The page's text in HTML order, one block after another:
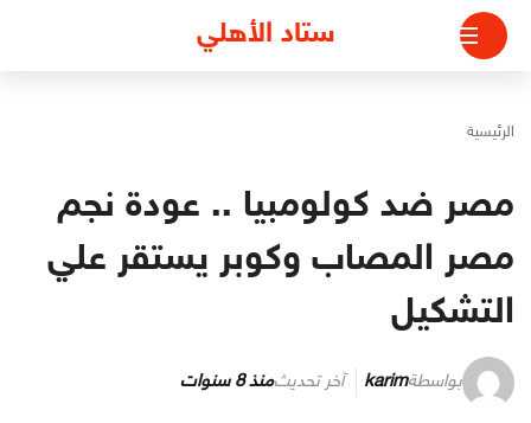
التجاوز
المحتوى
ستاد الأهلي
الرئيسية
مصر ضد كولومبيا .. عودة نجم
مصر المصاب وكوبر يستقر علي
التشكيل
بواسطةkarim آخر تحديثمنذ 8 سنوات